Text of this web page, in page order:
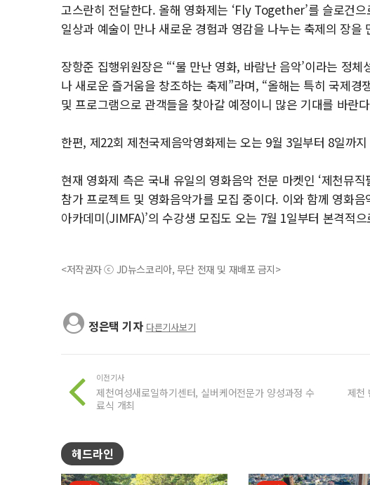
고스란히 전달한다. 올해 영화제는 ‘Fly Together’를 슬로건
일상과 예술이 만나 새로운 경험과 영감을 나누는 축제의 장을
장항준 집행위원장은 “‘물 만난 영화, 바람난 음악’이라는 정
나 새로운 즐거움을 창조하는 축제”라며, “올해는 특히 국제
및 프로그램으로 관객들을 찾아갈 예정이니 많은 기대를 바란
한편, 제22회 제천국제음악영화제는 오는 9월 3일부터 8일까
현재 영화제 측은 국내 유일의 영화음악 전문 마켓인 ‘제천뮤
참가 프로젝트 및 영화음악가를 모집 중이다. 이와 함께 영화
아카데미(JIMFA)’의 수강생 모집도 오는 7월 1일부터 본격적
<저작권자 ⓒ JD뉴스코리아, 무단 전재 및 재배포 금지>
정은택 기자 다른기사보기
이전기사
제천여성새로일하기센터, 실버케어전문가 양성과정 수
료식 개최
제천
헤드라인